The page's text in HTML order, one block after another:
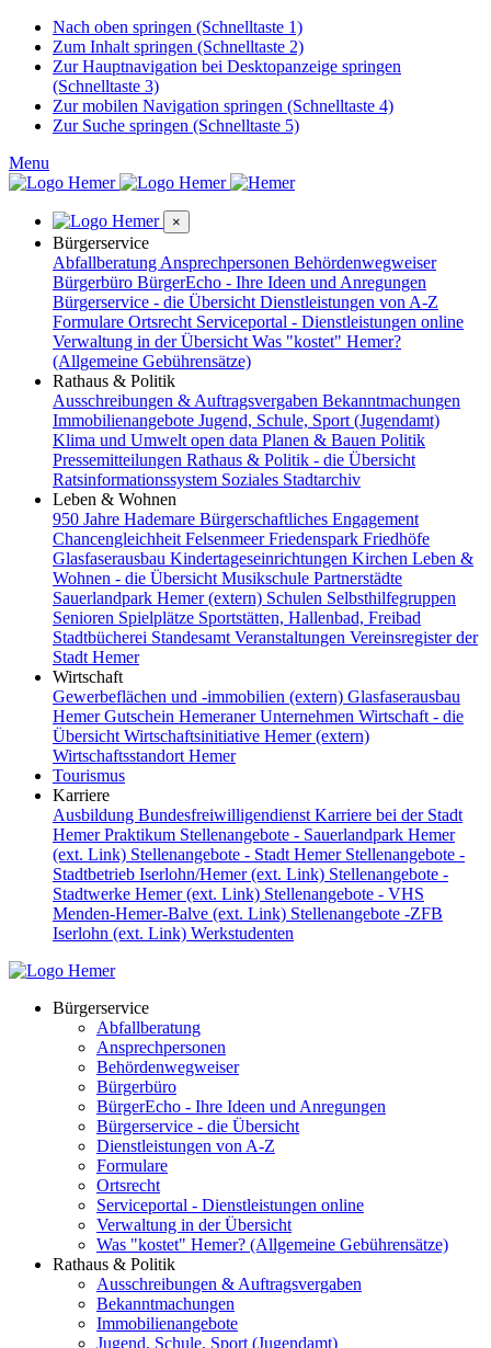
Nach oben springen (Schnelltaste 1)
Zum Inhalt springen (Schnelltaste 2)
Zur Hauptnavigation bei Desktopanzeige springen
(Schnelltaste 3)
Zur mobilen Navigation springen (Schnelltaste 4)
Zur Suche springen (Schnelltaste 5)
Menu
×
Bürgerservice
Abfallberatung Ansprechpersonen Behördenwegweiser
Bürgerbüro BürgerEcho - Ihre Ideen und Anregungen
Bürgerservice - die Übersicht Dienstleistungen von A-Z
Formulare Ortsrecht Serviceportal - Dienstleistungen online
Verwaltung in der Übersicht Was "kostet" Hemer?
(Allgemeine Gebührensätze)
Rathaus & Politik
Ausschreibungen & Auftragsvergaben Bekanntmachungen
Immobilienangebote Jugend, Schule, Sport (Jugendamt)
Klima und Umwelt open data Planen & Bauen Politik
Pressemitteilungen Rathaus & Politik - die Übersicht
Ratsinformationssystem Soziales Stadtarchiv
Leben & Wohnen
950 Jahre Hademare Bürgerschaftliches Engagement
Chancengleichheit FelsenmeerFriedenspark Friedhöfe
Glasfaserausbau Kindertageseinrichtungen Kirchen Leben &
Wohnen - die Übersicht Musikschule Partnerstädte
Sauerlandpark Hemer (extern) Schulen Selbsthilfegruppen
Senioren Spielplätze Sportstätten, Hallenbad, Freibad
Stadtbücherei Standesamt Veranstaltungen Vereinsregister der
Stadt Hemer
Wirtschaft
Gewerbeflächen und -immobilien (extern) Glasfaserausbau
Hemer Gutschein Hemeraner Unternehmen Wirtschaft - die
Übersicht Wirtschaftsinitiative Hemer (extern)
Wirtschaftsstandort Hemer
Tourismus
Karriere
Ausbildung Bundesfreiwilligendienst Karriere bei der Stadt
HemerPraktikum Stellenangebote - Sauerlandpark Hemer
(ext. Link) Stellenangebote - Stadt Hemer Stellenangebote -
Stadtbetrieb Iserlohn/Hemer (ext. Link) Stellenangebote -
Stadtwerke Hemer (ext. Link) Stellenangebote - VHS
Menden-Hemer-Balve (ext. Link) Stellenangebote -ZFB
Iserlohn (ext. Link) Werkstudenten
Bürgerservice
Abfallberatung
Ansprechpersonen
Behördenwegweiser
Bürgerbüro
BürgerEcho - Ihre Ideen und Anregungen
Bürgerservice - die Übersicht
Dienstleistungen von A-Z
Formulare
Ortsrecht
Serviceportal - Dienstleistungen online
Verwaltung in der Übersicht
Was "kostet" Hemer? (Allgemeine Gebührensätze)
Rathaus & Politik
Ausschreibungen & Auftragsvergaben
Bekanntmachungen
Immobilienangebote
Jugend, Schule, Sport (Jugendamt)